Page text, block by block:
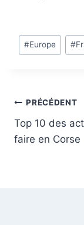
Étiquettes
de
#Europe #
de
PRÉCÉDENT
Top 10 des
faire en Corse